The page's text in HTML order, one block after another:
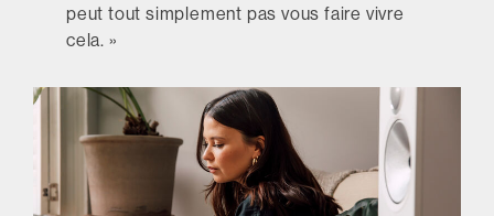
peut tout simplement pas vous faire vivre
cela. »